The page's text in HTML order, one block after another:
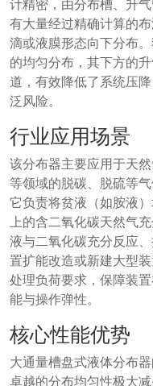
计精密，由分布槽、升
有大量经过精确计算的
滴或液膜形态向下分布
的均匀分布，其下方的
道，有效降低了系统压
泛风险。
行业应用场景
该分布器主要应用于天
等领域的脱碳、脱硫等
它负责将贫液（如胺液
上的含二氧化碳天然气
液与二氧化碳充分反应
置扩能改造或新建大型
处理负荷要求，保障装
能与操作弹性。
核心性能优势
大通量槽盘式液体分布
卓越的分布均匀性极大